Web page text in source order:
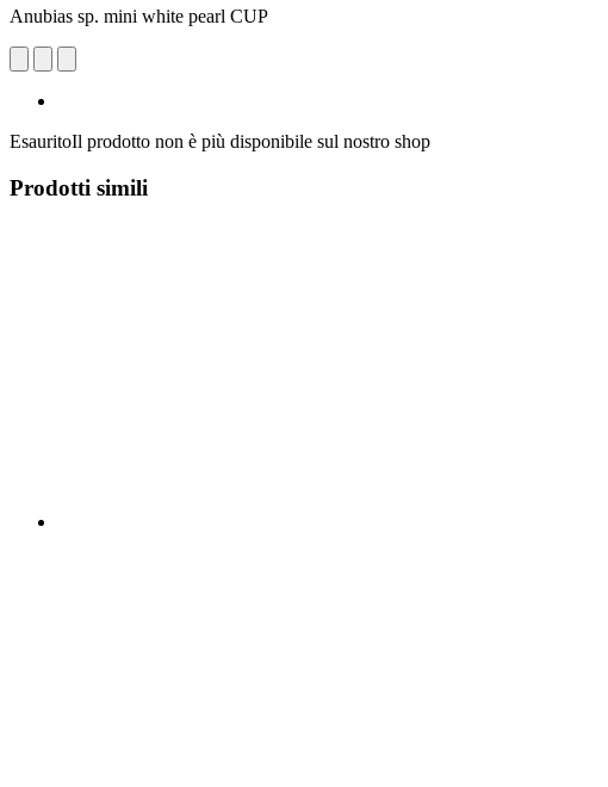
Anubias sp. mini white pearl CUP
EsauritoIl prodotto non è più disponibile sul nostro shop
Prodotti simili